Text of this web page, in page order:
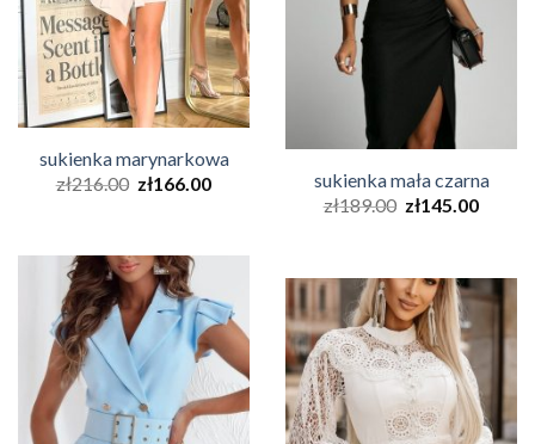
sukienka marynarkowa
zł216.00 zł166.00
sukienka mała czarna
zł189.00 zł145.00